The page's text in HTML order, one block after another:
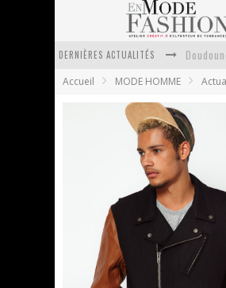
DERNIÈRES ACTUALITÉS
Accueil MODE HOMME
Soldes hiver 2013 : sélection de
En Mode Fashion
8 janvier